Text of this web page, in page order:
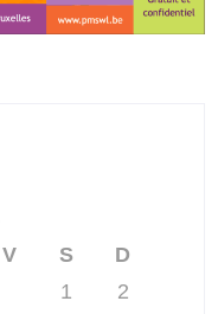
V S
D
1
2